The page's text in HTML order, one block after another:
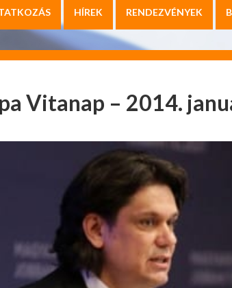
HÍREK RENDEZVÉNYEK
Vitanap – 2014.